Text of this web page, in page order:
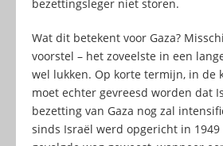
bezettingsleger niet storen.
Wat dit betekent voor Gaza?
voorstel – het zoveelste in een
wel lukken. Op korte termijn, in de
moet echter gevreesd worden dat
bezetting van Gaza nog zal
sinds Israël werd opgericht in